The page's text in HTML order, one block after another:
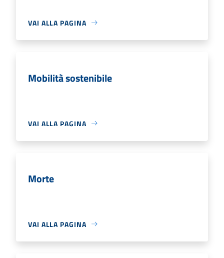
VAI ALLA PAGINA
Mobilità sostenibile
VAI ALLA PAGINA
Morte
VAI ALLA PAGINA